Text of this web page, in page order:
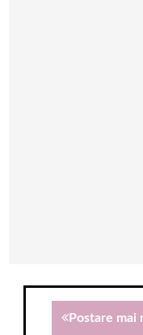
Postare mai